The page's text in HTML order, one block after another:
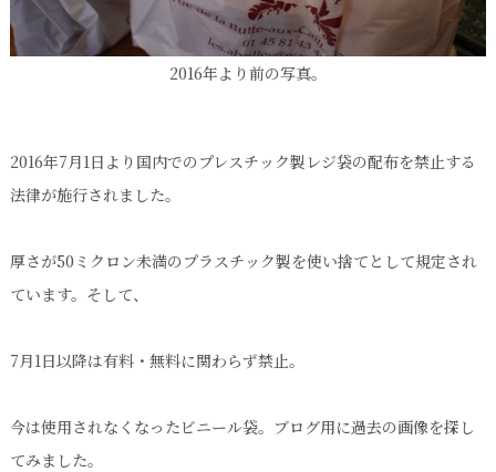
2016年より前の写真。
2016年7月1日より国内でのプレスチック製レジ袋の配布を禁止する
法律が施行されました。
厚さが50ミクロン未満のプラスチック製を使い捨てとして規定され
ています。そして、
7月1日以降は有料・無料に関わらず禁止。
今は使用されなくなったビニール袋。ブログ用に過去の画像を探し
てみました。